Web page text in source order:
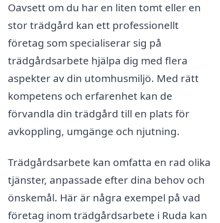
Oavsett om du har en liten tomt eller en
stor trädgård kan ett professionellt
företag som specialiserar sig på
trädgårdsarbete hjälpa dig med flera
aspekter av din utomhusmiljö. Med rätt
kompetens och erfarenhet kan de
förvandla din trädgård till en plats för
avkoppling, umgänge och njutning.
Trädgårdsarbete kan omfatta en rad olika
tjänster, anpassade efter dina behov och
önskemål. Här är några exempel på vad
företag inom trädgårdsarbete i Ruda kan